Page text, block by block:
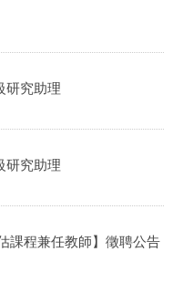
研究助理
研究助理
課程兼任教師】徵聘公告